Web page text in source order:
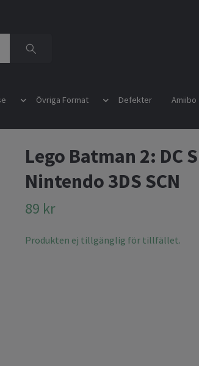
Övriga Format Defekter Amiibo
Lego Batman 2: DC
Nintendo 3DS SCN
89 kr
Produkten ej tillgänglig för tillfället.